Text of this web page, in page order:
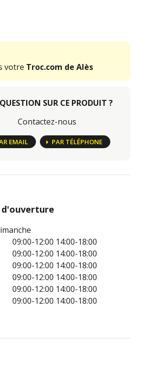
votre Troc.com de Alès
SUR CE PRODUIT ?
Contactez-nous
EMAIL PAR TÉLÉPHONE
d'ouverture
09:00-12:00 14:00-18:00
09:00-12:00 14:00-18:00
09:00-12:00 14:00-18:00
09:00-12:00 14:00-18:00
09:00-12:00 14:00-18:00
09:00-12:00 14:00-18:00